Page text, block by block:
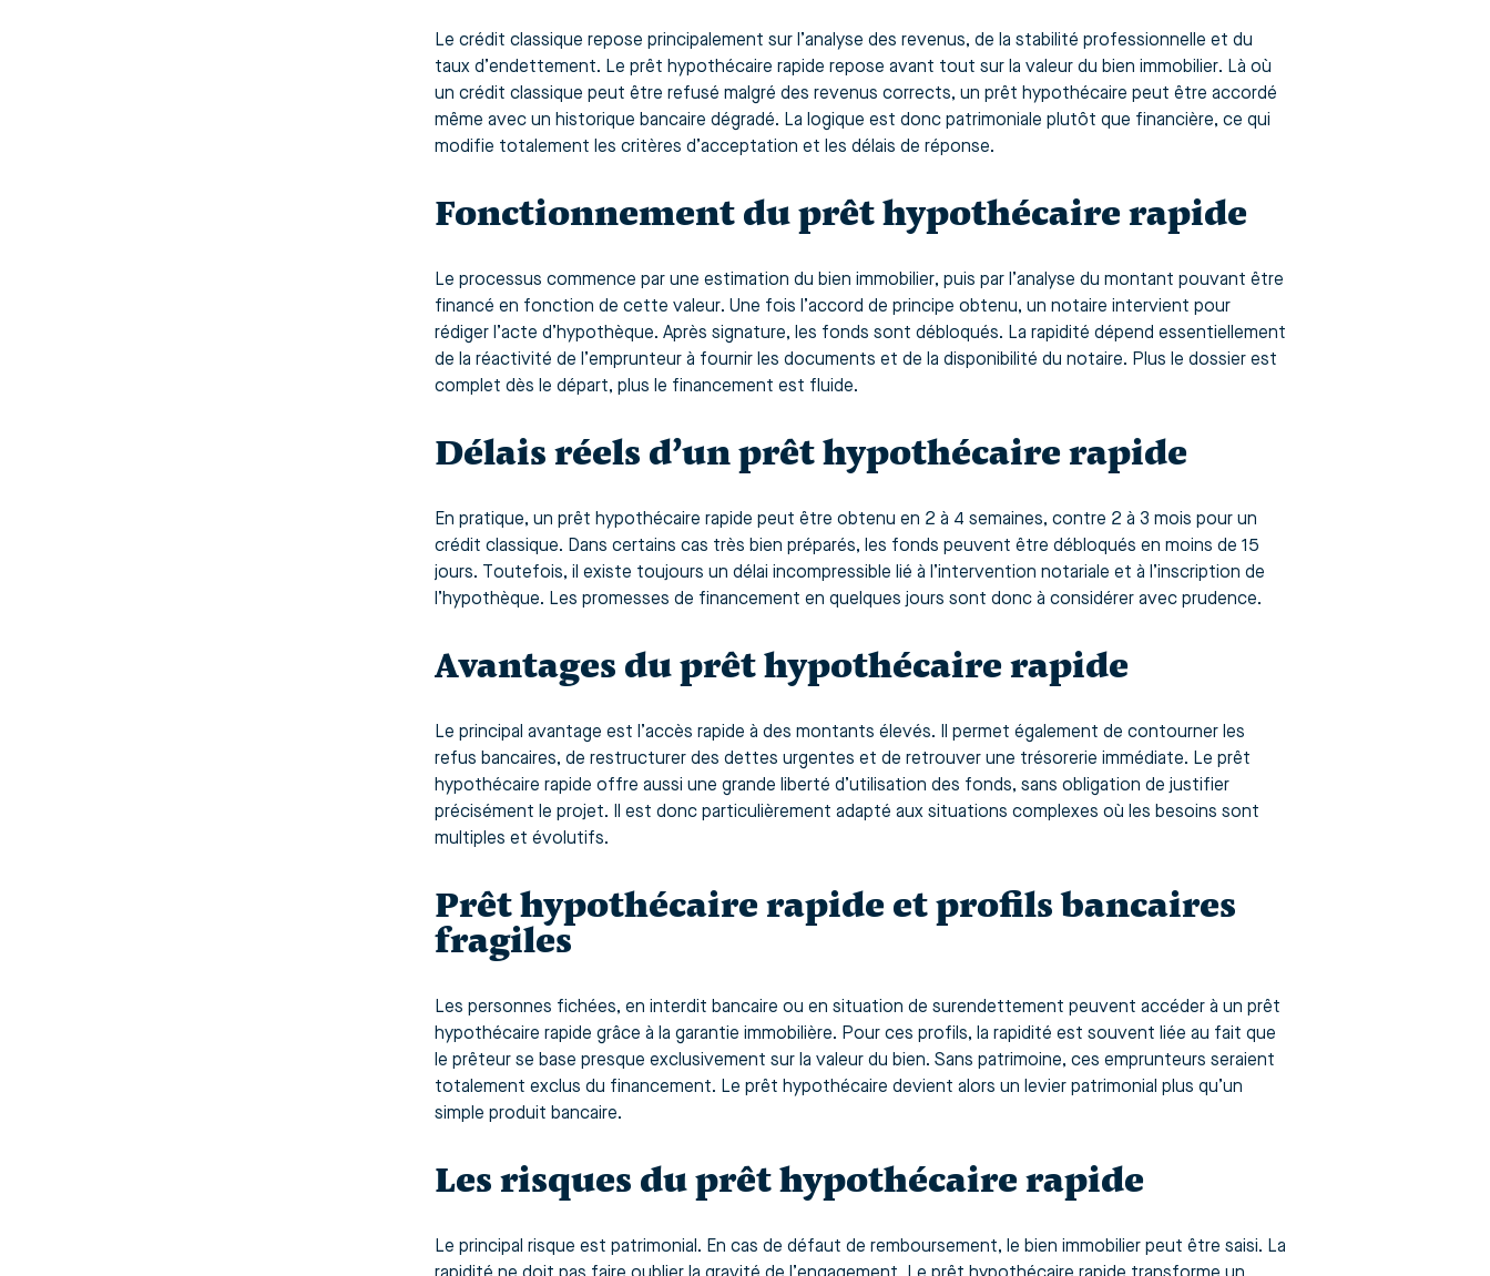
Le crédit classique repose principalement sur l’analyse des revenus, de la stabilité professionnelle et du
taux d’endettement. Le prêt hypothécaire rapide repose avant tout sur la valeur du bien immobilier. Là où
un crédit classique peut être refusé malgré des revenus corrects, un prêt hypothécaire peut être accordé
même avec un historique bancaire dégradé. La logique est donc patrimoniale plutôt que financière, ce qui
modifie totalement les critères d’acceptation et les délais de réponse.
Fonctionnement du prêt hypothécaire rapide
Le processus commence par une estimation du bien immobilier, puis par l’analyse du montant pouvant être
financé en fonction de cette valeur. Une fois l’accord de principe obtenu, un notaire intervient pour
rédiger l’acte d’hypothèque. Après signature, les fonds sont débloqués. La rapidité dépend essentiellement
de la réactivité de l’emprunteur à fournir les documents et de la disponibilité du notaire. Plus le dossier est
complet dès le départ, plus le financement est fluide.
Délais réels d’un prêt hypothécaire rapide
En pratique, un prêt hypothécaire rapide peut être obtenu en 2 à 4 semaines, contre 2 à 3 mois pour un
crédit classique. Dans certains cas très bien préparés, les fonds peuvent être débloqués en moins de 15
jours. Toutefois, il existe toujours un délai incompressible lié à l’intervention notariale et à l’inscription de
l’hypothèque. Les promesses de financement en quelques jours sont donc à considérer avec prudence.
Avantages du prêt hypothécaire rapide
Le principal avantage est l’accès rapide à des montants élevés. Il permet également de contourner les
refus bancaires, de restructurer des dettes urgentes et de retrouver une trésorerie immédiate. Le prêt
hypothécaire rapide offre aussi une grande liberté d’utilisation des fonds, sans obligation de justifier
précisément le projet. Il est donc particulièrement adapté aux situations complexes où les besoins sont
multiples et évolutifs.
Prêt hypothécaire rapide et profils bancaires
fragiles
Les personnes fichées, en interdit bancaire ou en situation de surendettement peuvent accéder à un prêt
hypothécaire rapide grâce à la garantie immobilière. Pour ces profils, la rapidité est souvent liée au fait que
le prêteur se base presque exclusivement sur la valeur du bien. Sans patrimoine, ces emprunteurs seraient
totalement exclus du financement. Le prêt hypothécaire devient alors un levier patrimonial plus qu’un
simple produit bancaire.
Les risques du prêt hypothécaire rapide
Le principal risque est patrimonial. En cas de défaut de remboursement, le bien immobilier peut être saisi. La